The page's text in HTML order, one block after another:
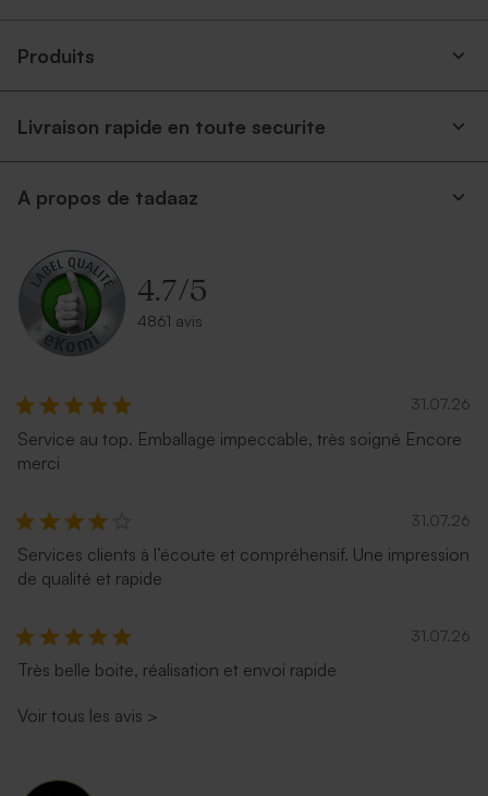
Enveloppe blanche
Enveloppe rectangulaire
Produits
Livraison rapide en toute securite
A propos de tadaaz
4.7/5
4861 avis
31.07.26
Service au top. Emballage impeccable, très soigné Encore
merci
31.07.26
Services clients à l’écoute et compréhensif. Une impression
de qualité et rapide
31.07.26
Très belle boite, réalisation et envoi rapide
Voir tous les avis >